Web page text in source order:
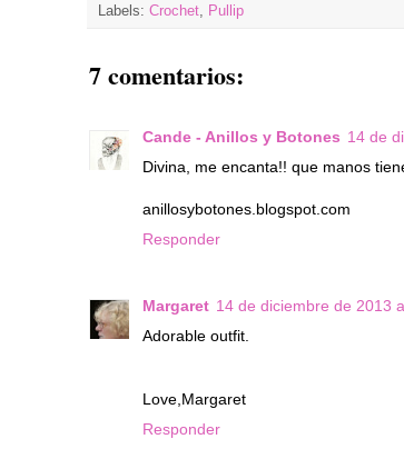
Labels: Crochet Pullip
7 comentarios:
Cande - Anillos y Botones 14 de
Divina, me encanta!! que manos
anillosybotones.blogspot.com
Responder
Margaret 14 de diciembre de 2013
Adorable outfit.
Love,Margaret
Responder